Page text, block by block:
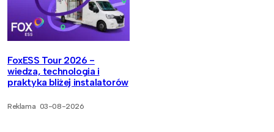
FoxESS Tour 2026 -
wiedza, technologia i
praktyka bliżej instalatorów
Reklama 03-08-2026